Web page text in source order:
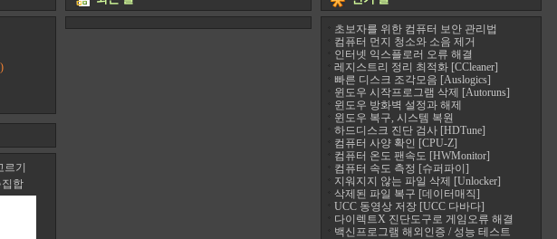
기
합
초보자를 위한 컴퓨터 보안 관리법
컴퓨터 먼지 청소와 소음 제거
인터넷 익스플로러 오류 해결
레지스트리 정리 최적화 [CCleaner]
빠른 디스크 조각모음 [Auslogics]
윈도우 시작프로그램 삭제 [Autoruns]
윈도우 방화벽 설정과 해제
윈도우 복구, 시스템 복원
하드디스크 진단 검사 [HDTune]
컴퓨터 사양 확인 [CPU-Z]
컴퓨터 온도 팬속도 [HWMonitor]
컴퓨터 속도 측정 [슈퍼파이]
지워지지 않는 파일 삭제 [Unlocker]
삭제된 파일 복구 [데이터매직]
UCC 동영상 저장 [UCC 다바다]
다이렉트X 진단도구로 게임오류 해결
백신프로그램 해외인증 / 성능 테스트